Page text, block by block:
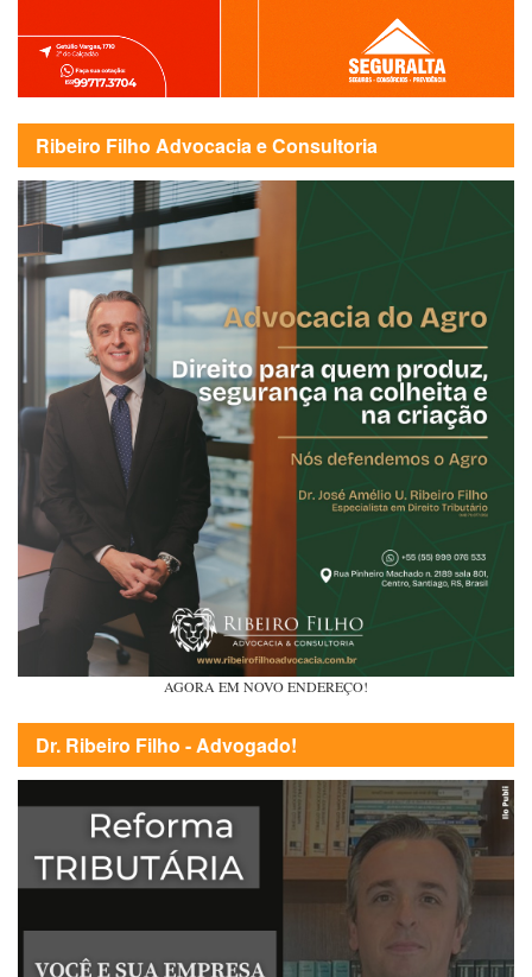
Ribeiro Filho Advocacia e Consultoria
AGORA EM NOVO ENDEREÇO!
Dr. Ribeiro Filho - Advogado!